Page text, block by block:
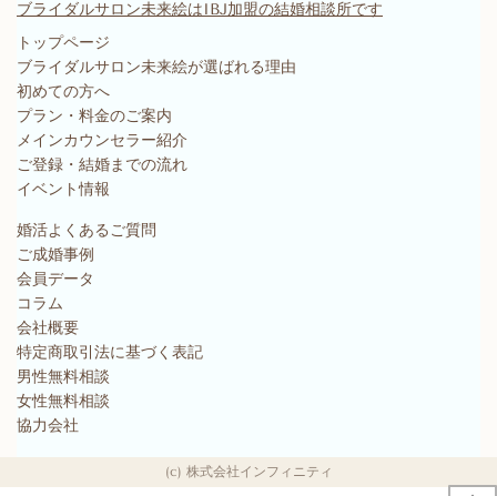
ブライダルサロン未来絵はIBJ加盟の結婚相談所です
トップページ
ブライダルサロン未来絵が選ばれる理由
初めての方へ
プラン・料金のご案内
メインカウンセラー紹介
ご登録・結婚までの流れ
イベント情報
婚活よくあるご質問
ご成婚事例
会員データ
コラム
会社概要
特定商取引法に基づく表記
男性無料相談
女性無料相談
協力会社
(c) 株式会社インフィニティ